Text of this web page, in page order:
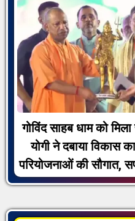
गोविंद साहब धाम को
योगी ने दबाया विकास
परियोजनाओं की सौगात,